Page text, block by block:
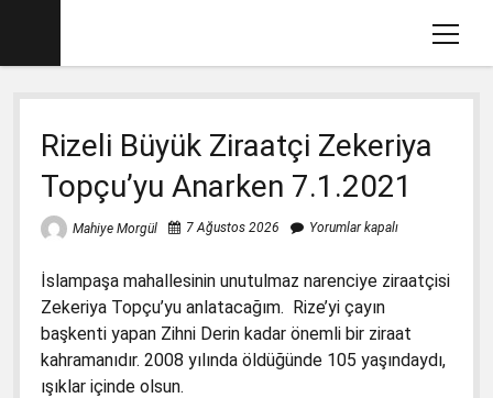
menüyü
Ana sayfa
Mahiye MORGÜL Kimdir
Köşe Yazılarım
Eğitim İle İlgili Videolar
aç
2017-2018 İlkokul Kitaplarında Gördüklerim
1. Sınıf Matematik Kitabında Gördüklerim
1. Sınıf Okuma Yazma Kitabında Gördüklerim
Basın Savcılığına Yazılı İfadem menüyü
aç
Türkçe-1 için Başsavcılığa Suç Duyurusu
Ders Kitaplarına Açılan Davalar
Rizeli Büyük Ziraatçi Zekeriya
Topçu’yu Anarken 7.1.2021
Mahiye Morgül 7 Ağustos 2026 Yorumlar kapalı
İslampaşa mahallesinin unutulmaz narenciye ziraatçisi
Zekeriya Topçu’yu anlatacağım. Rize’yi çayın
başkenti yapan Zihni Derin kadar önemli bir ziraat
kahramanıdır. 2008 yılında öldüğünde 105 yaşındaydı,
ışıklar içinde olsun.